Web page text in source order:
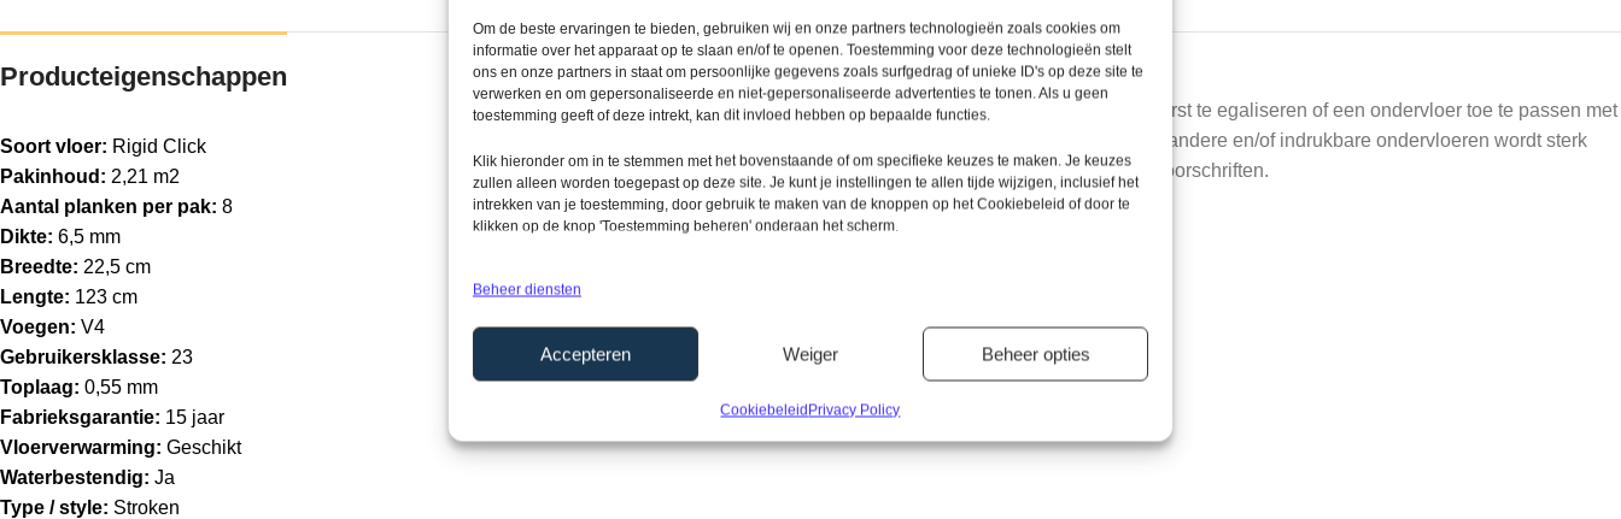
Om de beste ervaringen te bieden, gebruiken wij en onze partners technologieën zoals cookies om
informatie over het apparaat op te slaan en/of te openen. Toestemming voor deze technologieën stelt
ons en onze partners in staat om persoonlijke gegevens zoals surfgedrag of unieke ID's op deze site te
verwerken en om gepersonaliseerde en niet-gepersonaliseerde advertenties te tonen. Als u geen
toestemming geeft of deze intrekt, kan dit invloed hebben op bepaalde functies.
Klik hieronder om in te stemmen met het bovenstaande of om specifieke keuzes te maken. Je keuzes
zullen alleen worden toegepast op deze site. Je kunt je instellingen te allen tijde wijzigen, inclusief het
intrekken van je toestemming, door gebruik te maken van de knoppen op het Cookiebeleid of door te
klikken op de knop 'Toestemming beheren' onderaan het scherm.
Beheer diensten
Accepteren Weiger Beheer opties
CookiebeleidPrivacy Policy
Producteigenschappen
Soort vloer: Rigid Click
Pakinhoud: 2,21 m2
Aantal planken per pak: 8
Dikte: 6,5 mm
Breedte: 22,5 cm
Lengte: 123 cm
Voegen: V4
Gebruikersklasse: 23
Toplaag: 0,55 mm
Fabrieksgarantie: 15 jaar
Vloerverwarming: Geschikt
Waterbestendig: Ja
Type / style: Stroken
Productomschrijving
Bij niet vlakke ondergronden dient men eerst te egaliseren of een ondervloer toe te passen met
een CS-waarde >400kPa. Toepassing op andere en/of indrukbare ondervloeren wordt sterk
afgeraden en valt derhalve buiten de legvoorschriften.